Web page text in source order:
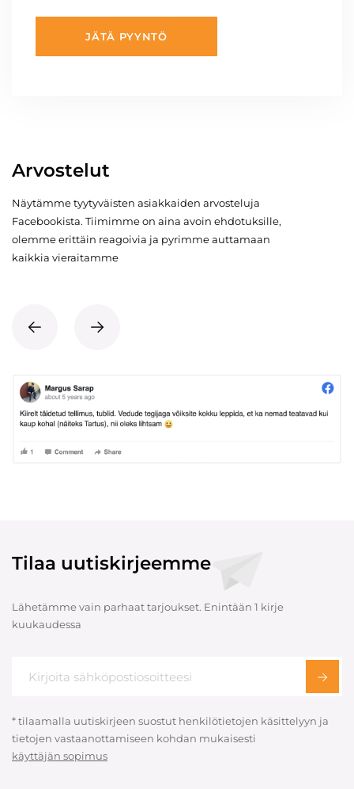
JÄTÄ PYYNTÖ
Arvostelut
Näytämme tyytyväisten asiakkaiden arvosteluja
Facebookista. Tiimimme on aina avoin ehdotuksille,
olemme erittäin reagoivia ja pyrimme auttamaan
kaikkia vieraitamme
Tilaa uutiskirjeemme
Lähetämme vain parhaat tarjoukset. Enintään 1 kirje
kuukaudessa
* tilaamalla uutiskirjeen suostut henkilötietojen käsittelyyn ja
tietojen vastaanottamiseen kohdan mukaisesti
käyttäjän sopimus